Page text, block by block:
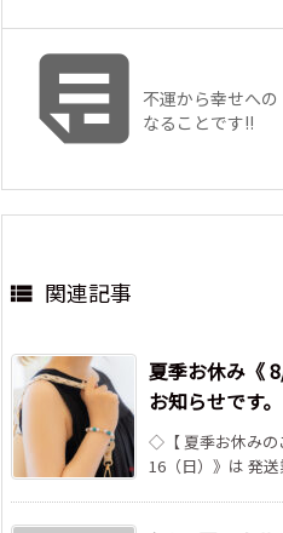
不運から幸せへ
なることです!!
 関連記事
夏季お休み《
お知らせです。
◇【 夏季お休み
16（日）》は 発送